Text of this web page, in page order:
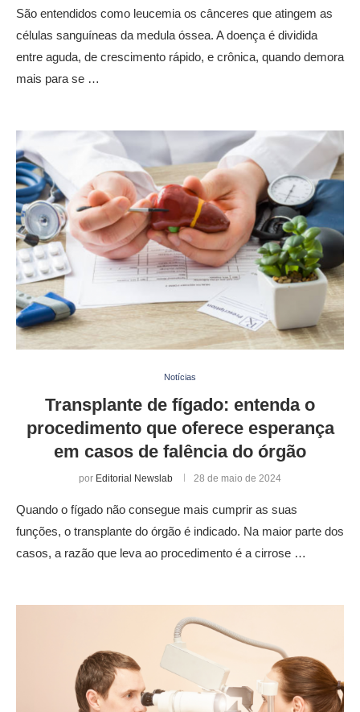
São entendidos como leucemia os cânceres que atingem as
células sanguíneas da medula óssea. A doença é dividida
entre aguda, de crescimento rápido, e crônica, quando demora
mais para se …
Notícias
Transplante de fígado: entenda o
procedimento que oferece esperança
em casos de falência do órgão
por Editorial Newslab 28 de maio de 2024
Quando o fígado não consegue mais cumprir as suas
funções, o transplante do órgão é indicado. Na maior parte dos
casos, a razão que leva ao procedimento é a cirrose …